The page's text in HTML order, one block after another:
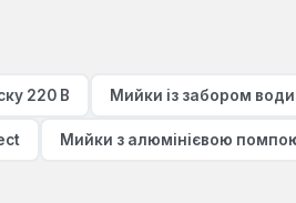
220 В Мийки із забором води
Мийки з алюмінієвою